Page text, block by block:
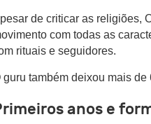
de criticar as religiões,
com todas as
rituais e seguidores.
guru também deixou mais
anos e